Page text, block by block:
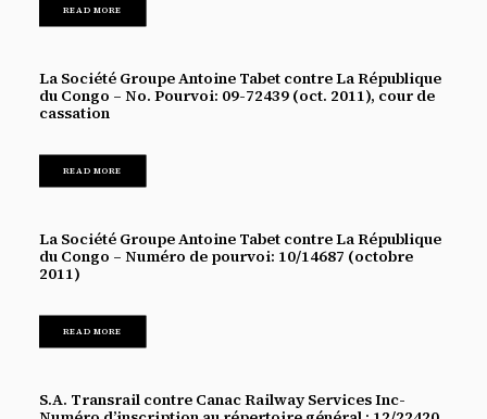
READ MORE
La Société Groupe Antoine Tabet contre La République
du Congo – No. Pourvoi: 09-72439 (oct. 2011), cour de
cassation
READ MORE
La Société Groupe Antoine Tabet contre La République
du Congo – Numéro de pourvoi: 10/14687 (octobre
2011)
READ MORE
S.A. Transrail contre Canac Railway Services Inc-